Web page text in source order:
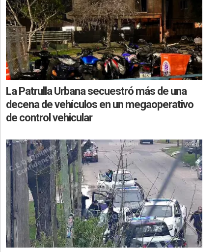
La Patrulla Urbana secuestró más de una
decena de vehículos en un megaoperativo
de control vehicular